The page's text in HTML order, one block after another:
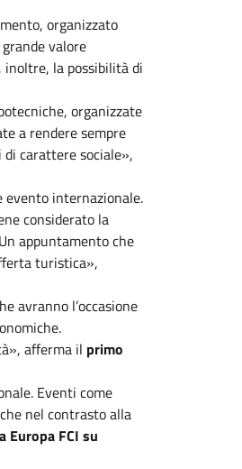
organizzato
valore
inoltre, la possibilità di
organizzate
a rendere sempre
di carattere sociale»,
evento internazionale.
considerato la
appuntamento che
turistica»,
avranno l’occasione
afferma il primo
Eventi come
nel contrasto alla
Europa FCI su